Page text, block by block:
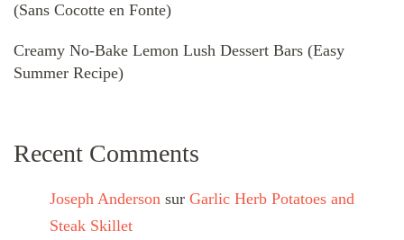
(Sans Cocotte en Fonte)
Creamy No-Bake Lemon Lush Dessert Bars (Easy
Summer Recipe)
Recent Comments
Joseph Anderson sur Garlic Herb Potatoes and
Steak Skillet